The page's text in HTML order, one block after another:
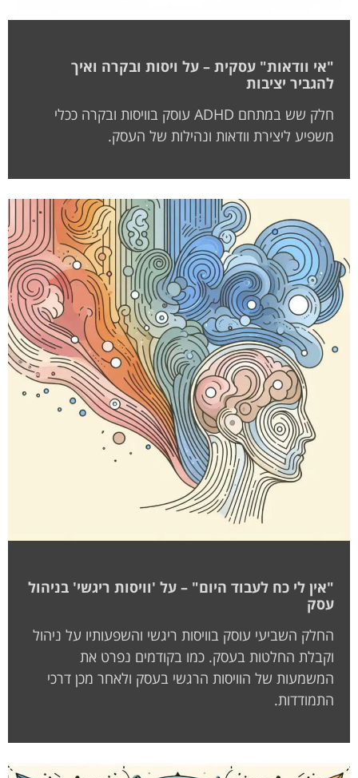
"אי וודאות" עסקית – על ויסות ובקרה ואיך
להגביר יציבות
חלק שש במתחם ADHD עוסק בוויסות ובקרה ככלי
משפיע ליצירת וודאות ונהילות של העסק.
"אין לי כח לעבוד היום" – על 'וויסות ריגשי' בניהול
עסק
החלק השביעי עוסק בוויסות ריגשי והשפעותיו על ניהול
וקבלת החלטות בעסק. כמו בקודמים נפרט את
המשמעות של הוויסות הרגשי בעסק ולאחר מכן דרכי
התמודדות.